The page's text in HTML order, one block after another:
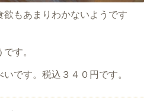
もあまりわかないようです
す。
です。税込３４０円です。